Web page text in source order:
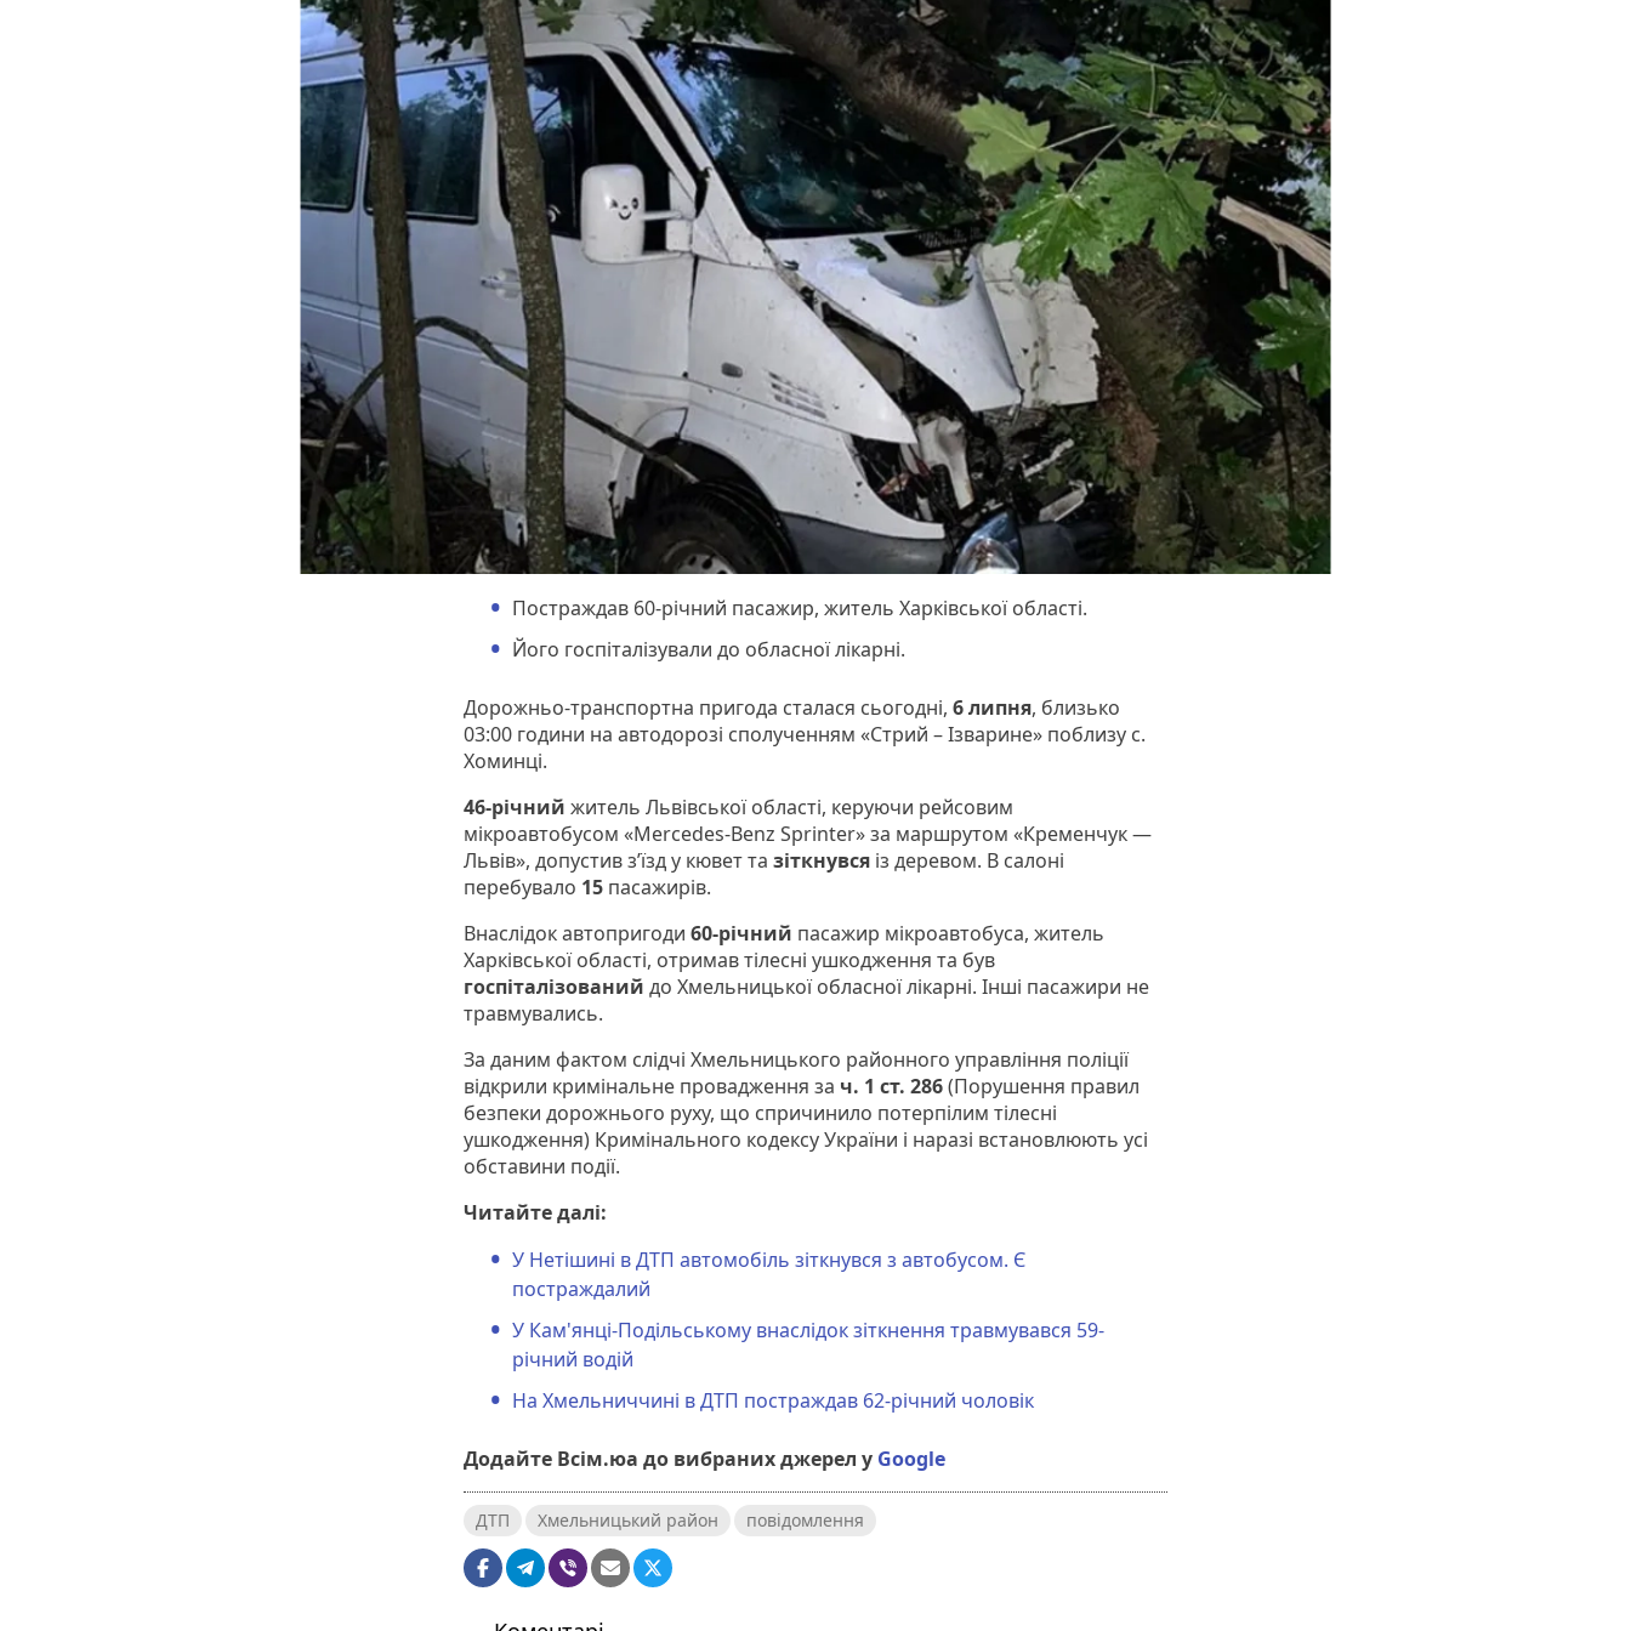
Постраждав 60-річний пасажир, житель Харківської області.
Його госпіталізували до обласної лікарні.
Дорожньо-транспортна пригода сталася сьогодні, 6 липня, близько
03:00 години на автодорозі сполученням «Стрий – Ізварине» поблизу с.
Хоминці.
46-річний житель Львівської області, керуючи рейсовим
мікроавтобусом «Mercedes-Benz Sprinter» за маршрутом «Кременчук —
Львів», допустив з’їзд у кювет та зіткнувся із деревом. В салоні
перебувало 15 пасажирів.
Внаслідок автопригоди 60-річний пасажир мікроавтобуса, житель
Харківської області, отримав тілесні ушкодження та був
госпіталізований до Хмельницької обласної лікарні. Інші пасажири не
травмувались.
За даним фактом слідчі Хмельницького районного управління поліції
відкрили кримінальне провадження за ч. 1 ст. 286(Порушення правил
безпеки дорожнього руху, що спричинило потерпілим тілесні
ушкодження) Кримінального кодексу України і наразі встановлюють усі
обставини події.
Читайте далі:
У Нетішині в ДТП автомобіль зіткнувся з автобусом. Є
постраждалий
У Кам'янці-Подільському внаслідок зіткнення травмувався 59-
річний водій
На Хмельниччині в ДТП постраждав 62-річний чоловік
Додайте Всім.юа до вибраних джерел у Google
ДТП Хмельницький район повідомлення